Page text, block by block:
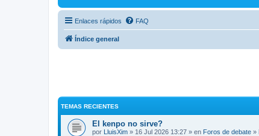
Enlaces rápidos FAQ
Índice general
TEMAS RECIENTES
El kenpo no sirve?
por LluisXim » 16 Jul 2026 13:27 » en Foros de debate »